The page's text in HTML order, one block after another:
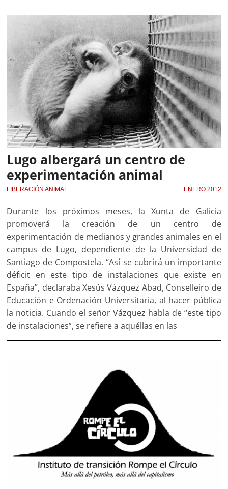
Lugo albergará un centro de
experimentación animal
LIBERACIÓN ANIMAL ENERO 2012
Durante los próximos meses, la Xunta de Galicia
promoverá la creación de un centro de
experimentación de medianos y grandes animales en el
campus de Lugo, dependiente de la Universidad de
Santiago de Compostela. “Así se cubrirá un importante
déficit en este tipo de instalaciones que existe en
España”, declaraba Xesús Vázquez Abad, Conselleiro de
Educación e Ordenación Universitaria, al hacer pública
la noticia. Cuando el señor Vázquez habla de “este tipo
de instalaciones”, se refiere a aquéllas en las